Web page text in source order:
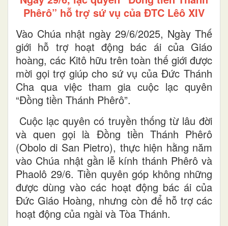
Phêrô” hỗ trợ sứ vụ của ĐTC Lêô XIV
Vào Chúa nhật ngày 29/6/2025, Ngày Thế
giới hỗ trợ hoạt động bác ái của Giáo
hoàng, các Kitô hữu trên toàn thế giới được
mời gọi trợ giúp cho sứ vụ của Đức Thánh
Cha qua việc tham gia cuộc lạc quyên
“Đồng tiền Thánh Phêrô”.
Cuộc lạc quyên có truyền thống từ lâu đời
và quen gọi là Đồng tiền Thánh Phêrô
(Obolo di San Pietro), thực hiện hằng năm
vào Chúa nhật gần lễ kính thánh Phêrô và
Phaolô 29/6. Tiền quyên góp không những
được dùng vào các hoạt động bác ái của
Đức Giáo Hoàng, nhưng còn để hỗ trợ các
hoạt động của ngài và Tòa Thánh.